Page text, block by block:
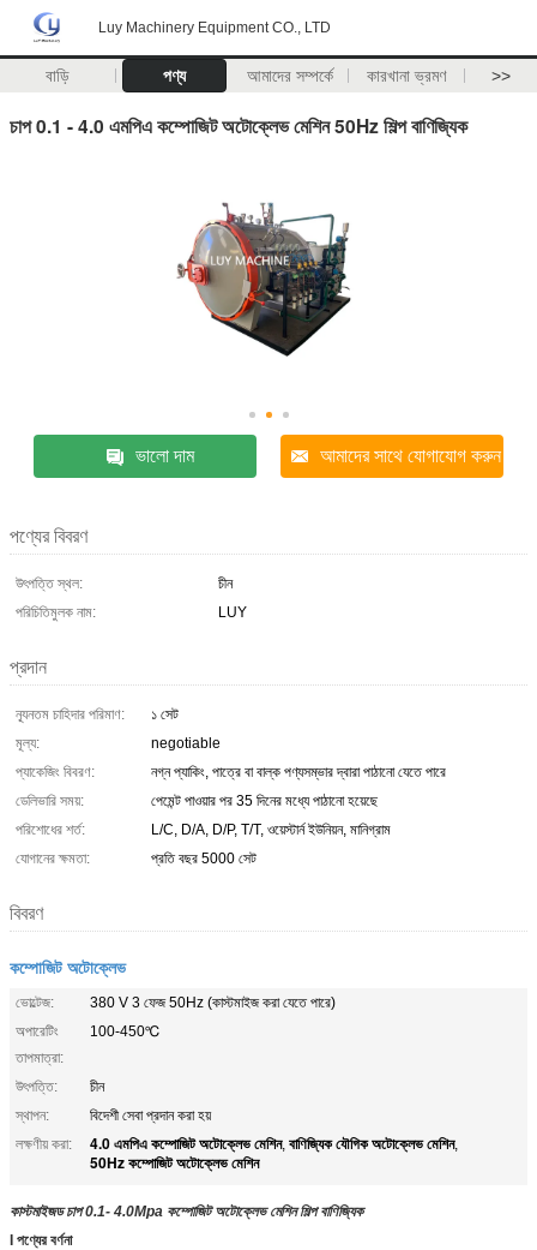
Luy Machinery Equipment CO., LTD
বাড়ি পণ্য আমাদের সম্পর্কে কারখানা ভ্রমণ >>
চাপ 0.1 - 4.0 এমপিএ কম্পোজিট অটোক্লেভ মেশিন 50Hz শিল্প বাণিজ্যিক
ভালো দাম আমাদের সাথে যোগাযোগ করুন
পণ্যের বিবরণ
উৎপত্তি স্থল:
চীন
পরিচিতিমুলক নাম:
LUY
প্রদান
ন্যূনতম চাহিদার পরিমাণ:
১ সেট
মূল্য:
negotiable
প্যাকেজিং বিবরণ:
নগ্ন প্যাকিং, পাত্রে বা বাল্ক পণ্যসম্ভার দ্বারা পাঠানো যেতে পারে
ডেলিভারি সময়:
পেমেন্ট পাওয়ার পর 35 দিনের মধ্যে পাঠানো হয়েছে
পরিশোধের শর্ত:
L/C, D/A, D/P, T/T, ওয়েস্টার্ন ইউনিয়ন, মানিগ্রাম
যোগানের ক্ষমতা:
প্রতি বছর 5000 সেট
বিবরণ
কম্পোজিট অটোক্লেভ
ভোল্টেজ:
380 V 3 ফেজ 50Hz (কাস্টমাইজ করা যেতে পারে)
অপারেটিং
তাপমাত্রা:
100-450℃
উৎপত্তি:
চীন
স্থাপন:
বিদেশী সেবা প্রদান করা হয়
লক্ষণীয় করা:
4.0 এমপিএ কম্পোজিট অটোক্লেভ মেশিন, বাণিজ্যিক যৌগিক অটোক্লেভ মেশিন,
50Hz কম্পোজিট অটোক্লেভ মেশিন
কাস্টমাইজড চাপ 0.1- 4.0Mpa কম্পোজিট অটোক্লেভ মেশিন শিল্প বাণিজ্যিক
I পণ্যের বর্ণনা